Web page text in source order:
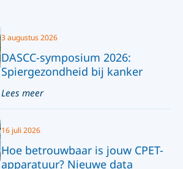
DASCC-symposium 2026:
Spiergezondheid bij kanker
3 augustus 2026
Lees meer
Hoe betrouwbaar is jouw CPET-
apparatuur? Nieuwe data
16 juli 2026